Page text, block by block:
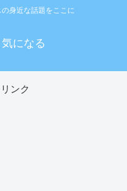
身近な話題をここに
になる
ンク